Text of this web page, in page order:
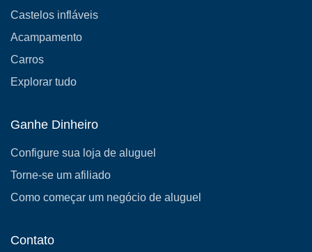
Castelos infláveis
Acampamento
Carros
Explorar tudo
Ganhe Dinheiro
Configure sua loja de aluguel
Torne-se um afiliado
Como começar um negócio de aluguel
Contato